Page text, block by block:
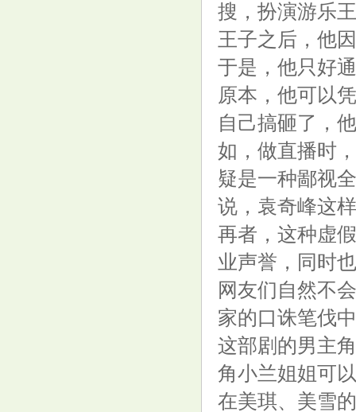
搜，扮演游乐
王子之后，他
于是，他只好
原本，他可以
自己搞砸了，
如，做直播时
疑是一种鄙视
说，袁奇峰这
再者，这种虚
业声誉，同时
网友们自然不
家的口诛笔伐
这部剧的男主
角小兰姐姐可
在美琪、美雪